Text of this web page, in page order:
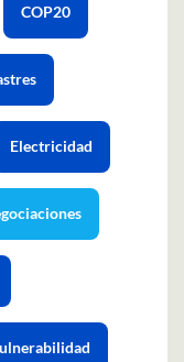
COP20
Electricidad